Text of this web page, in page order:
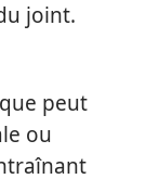
joint.
peut
ou